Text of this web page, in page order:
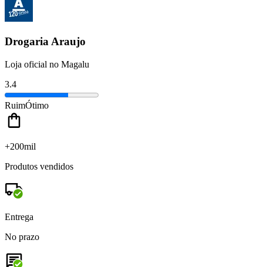
Drogaria Araujo
Loja oficial no Magalu
3.4
RuimÓtimo
+200mil
Produtos vendidos
Entrega
No prazo